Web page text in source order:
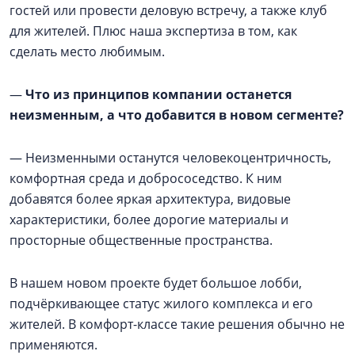
гостей или провести деловую встречу, а также клуб
для жителей. Плюс наша экспертиза в том, как
сделать место любимым.
—Что из принципов компании останется
неизменным, а что добавится в новом сегменте?
— Неизменными останутся человекоцентричность,
комфортная среда и добрососедство. К ним
добавятся более яркая архитектура, видовые
характеристики, более дорогие материалы и
просторные общественные пространства.
В нашем новом проекте будет большое лобби,
подчёркивающее статус жилого комплекса и его
жителей. В комфорт-классе такие решения обычно не
применяются.